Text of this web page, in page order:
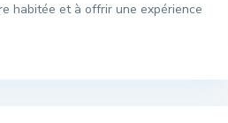
habitée et à offrir une expérience